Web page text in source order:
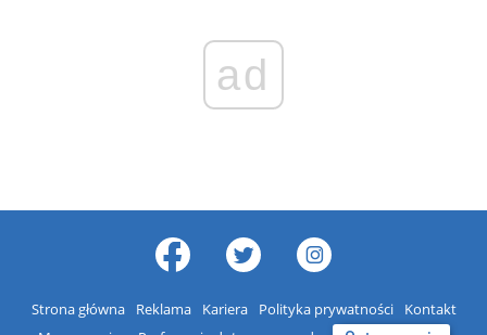
ad
Strona główna Reklama Kariera Polityka prywatności
Kontakt